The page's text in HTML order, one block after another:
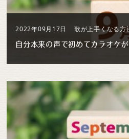
2022年09月17日 歌が上手くなる方